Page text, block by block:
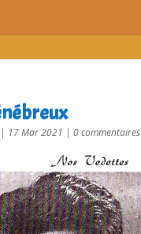
17 Mar 2021 |0 commentaires